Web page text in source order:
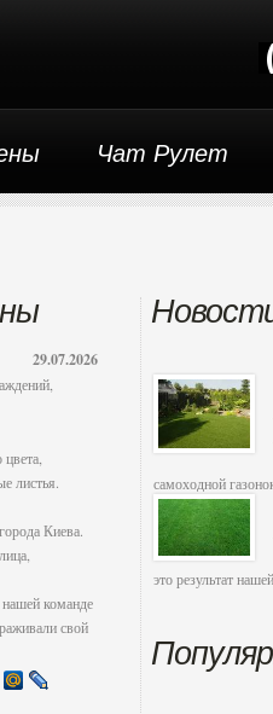
Чат Рулет
самоходной
и качественно
дня.
это результат
29.07.2026
листья.
Киева.
команде
свой